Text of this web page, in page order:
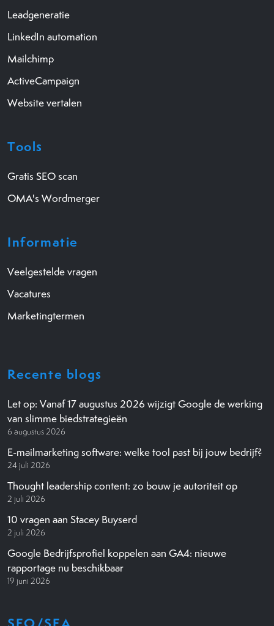
Leadgeneratie
LinkedIn automation
Mailchimp
ActiveCampaign
Website vertalen
Tools
Gratis SEO scan
OMA's Wordmerger
Informatie
Veelgestelde vragen
Vacatures
Marketingtermen
Recente blogs
Let op: Vanaf 17 augustus 2026 wijzigt Google de werking
van slimme biedstrategieën
6 augustus 2026
E-mailmarketing software: welke tool past bij jouw bedrijf?
24 juli 2026
Thought leadership content: zo bouw je autoriteit op
2 juli 2026
10 vragen aan Stacey Buyserd
2 juli 2026
Google Bedrijfsprofiel koppelen aan GA4: nieuwe
rapportage nu beschikbaar
19 juni 2026